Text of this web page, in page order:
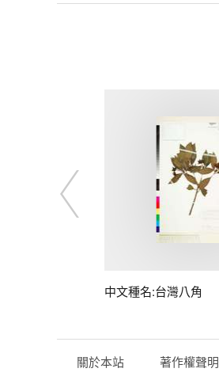
中文種名:台灣八角
關於本站 著作權聲明